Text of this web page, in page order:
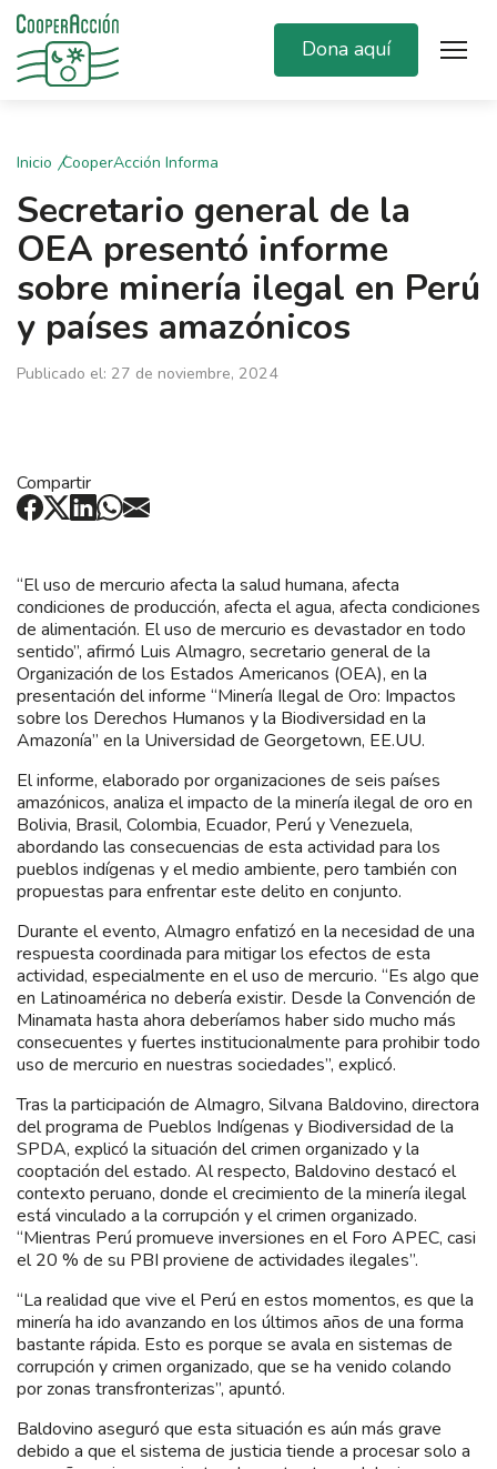
Dona aquí
Inicio CooperAcción Informa
Secretario general de la
OEA presentó informe
sobre minería ilegal en Perú
y países amazónicos
Publicado el: 27 de noviembre, 2024
Compartir
“El uso de mercurio afecta la salud humana, afecta
condiciones de producción, afecta el agua, afecta condiciones
de alimentación. El uso de mercurio es devastador en todo
sentido”, afirmó Luis Almagro, secretario general de la
Organización de los Estados Americanos (OEA), en la
presentación del informe “Minería Ilegal de Oro: Impactos
sobre los Derechos Humanos y la Biodiversidad en la
Amazonía” en la Universidad de Georgetown, EE.UU.
El informe, elaborado por organizaciones de seis países
amazónicos, analiza el impacto de la minería ilegal de oro en
Bolivia, Brasil, Colombia, Ecuador, Perú y Venezuela,
abordando las consecuencias de esta actividad para los
pueblos indígenas y el medio ambiente, pero también con
propuestas para enfrentar este delito en conjunto.
Durante el evento, Almagro enfatizó en la necesidad de una
respuesta coordinada para mitigar los efectos de esta
actividad, especialmente en el uso de mercurio. “Es algo que
en Latinoamérica no debería existir. Desde la Convención de
Minamata hasta ahora deberíamos haber sido mucho más
consecuentes y fuertes institucionalmente para prohibir todo
uso de mercurio en nuestras sociedades”, explicó.
Tras la participación de Almagro, Silvana Baldovino, directora
del programa de Pueblos Indígenas y Biodiversidad de la
SPDA, explicó la situación del crimen organizado y la
cooptación del estado. Al respecto, Baldovino destacó el
contexto peruano, donde el crecimiento de la minería ilegal
está vinculado a la corrupción y el crimen organizado.
“Mientras Perú promueve inversiones en el Foro APEC, casi
el 20 % de su PBI proviene de actividades ilegales”.
“La realidad que vive el Perú en estos momentos, es que la
minería ha ido avanzando en los últimos años de una forma
bastante rápida. Esto es porque se avala en sistemas de
corrupción y crimen organizado, que se ha venido colando
por zonas transfronterizas”, apuntó.
Baldovino aseguró que esta situación es aún más grave
debido a que el sistema de justicia tiende a procesar solo a